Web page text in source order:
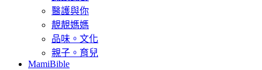
醫護與你
靚靚媽媽
品味。文化
親子。育兒
MamiBible